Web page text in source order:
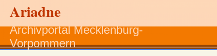
Ariadne
Archivportal Mecklenburg-
Vorpommern